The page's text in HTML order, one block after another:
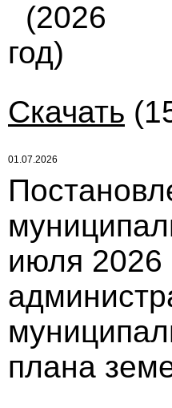
(2026
год)
Скачать
01.07.2026
июля
плана